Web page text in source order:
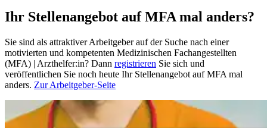
Ihr Stellenangebot auf MFA mal anders?
Sie sind als attraktiver Arbeitgeber auf der Suche nach einer
motivierten und kompetenten Medizinischen Fachangestellten
(MFA) | Arzthelfer:in? Dann registrieren Sie sich und
veröffentlichen Sie noch heute Ihr Stellenangebot auf MFA mal
anders. Zur Arbeitgeber-Seite